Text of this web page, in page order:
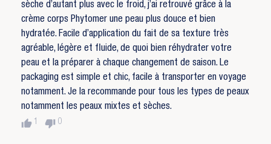
sèche d’autant plus avec le froid, j’ai retrouvé grâce à la
crème corps Phytomer une peau plus douce et bien
hydratée. Facile d’application du fait de sa texture très
agréable, légère et fluide, de quoi bien réhydrater votre
peau et la préparer à chaque changement de saison. Le
packaging est simple et chic, facile à transporter en voyage
notamment. Je la recommande pour tous les types de peaux
notamment les peaux mixtes et sèches.
thumb_up 1 thumb_down 0